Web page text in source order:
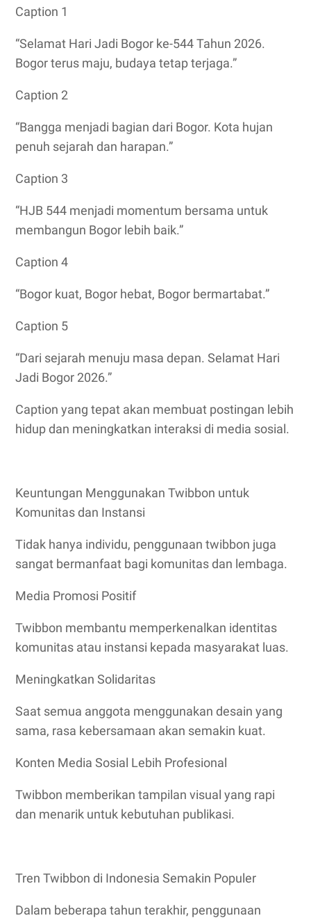
Caption 1
“Selamat Hari Jadi Bogor ke-544 Tahun 2026.
Bogor terus maju, budaya tetap terjaga.”
Caption 2
“Bangga menjadi bagian dari Bogor. Kota hujan
penuh sejarah dan harapan.”
Caption 3
“HJB 544 menjadi momentum bersama untuk
membangun Bogor lebih baik.”
Caption 4
“Bogor kuat, Bogor hebat, Bogor bermartabat.”
Caption 5
“Dari sejarah menuju masa depan. Selamat Hari
Jadi Bogor 2026.”
Caption yang tepat akan membuat postingan lebih
hidup dan meningkatkan interaksi di media sosial.
Keuntungan Menggunakan Twibbon untuk
Komunitas dan Instansi
Tidak hanya individu, penggunaan twibbon juga
sangat bermanfaat bagi komunitas dan lembaga.
Media Promosi Positif
Twibbon membantu memperkenalkan identitas
komunitas atau instansi kepada masyarakat luas.
Meningkatkan Solidaritas
Saat semua anggota menggunakan desain yang
sama, rasa kebersamaan akan semakin kuat.
Konten Media Sosial Lebih Profesional
Twibbon memberikan tampilan visual yang rapi
dan menarik untuk kebutuhan publikasi.
Tren Twibbon di Indonesia Semakin Populer
Dalam beberapa tahun terakhir, penggunaan